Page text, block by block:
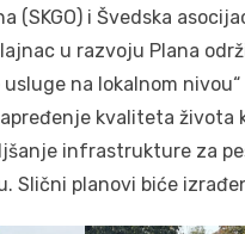
(SKGO) i Švedska
u razvoju Plana
na lokalnom
kvaliteta
infrastrukture za
Slični planovi biće